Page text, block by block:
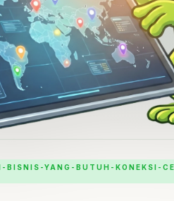
YANG-BUTUH-KONEKSI-